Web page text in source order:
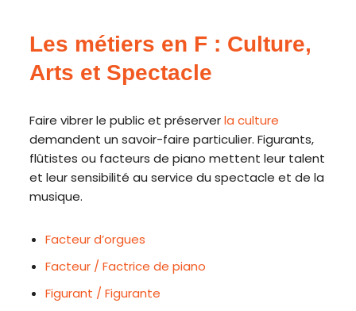
Les métiers en F : Culture,
Arts et Spectacle
Faire vibrer le public et préserverla culture
demandent un savoir-faire particulier. Figurants,
flûtistes ou facteurs de piano mettent leur talent
et leur sensibilité au service du spectacle et de la
musique.
Facteur d’orgues
Facteur / Factrice de piano
Figurant / Figurante